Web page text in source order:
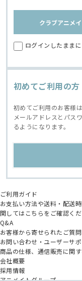
クラブアニメ
ログインしたまま
初めてご利用の
初めてご利用のお客様
メールアドレスとパス
るようになります。
ご利用ガイド
お支払い方法や送料・配送
関してはこちらをご確認くだ
Q&A
お客様から寄せられたご質
お問い合わせ・ユーザーサ
商品の仕様、通信販売に関
会社概要
採用情報